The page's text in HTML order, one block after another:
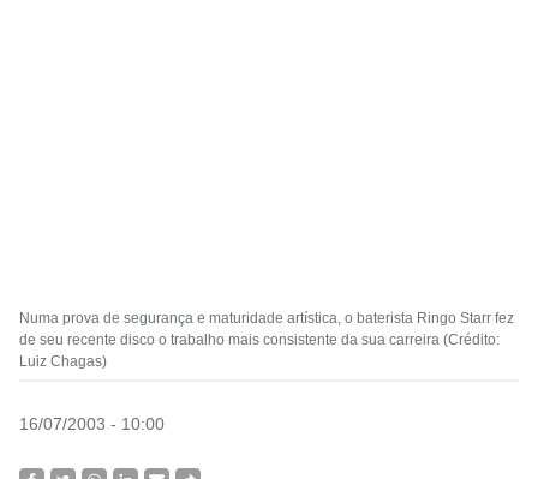
Numa prova de segurança e maturidade artística, o baterista Ringo Starr fez
de seu recente disco o trabalho mais consistente da sua carreira (Crédito:
Luiz Chagas)
16/07/2003 - 10:00